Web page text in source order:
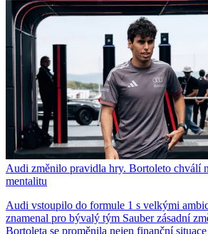
Audi změnilo pravidla hry. Bortoleto chválí
mentalitu
Audi vstoupilo do formule 1 s velkými
znamenal pro bývalý tým Sauber zásadní
Bortoleta se proměnila nejen finanční